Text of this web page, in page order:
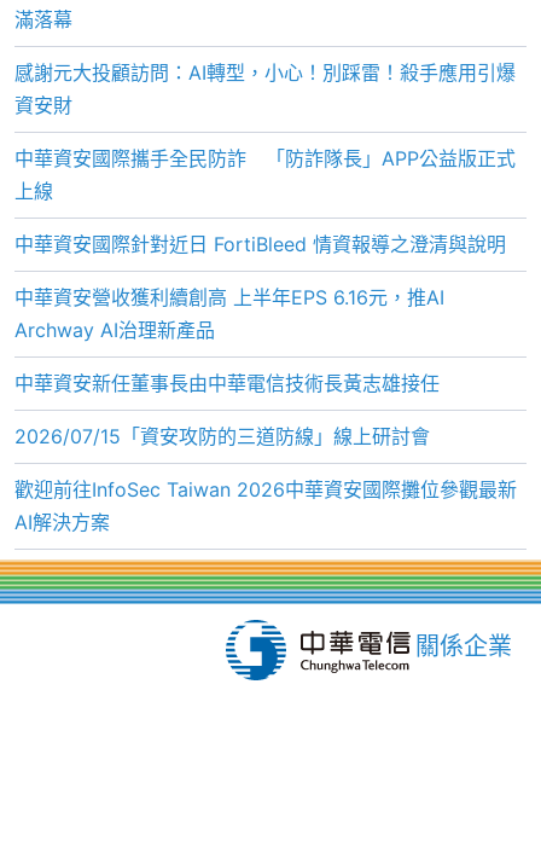
滿落幕
感謝元大投顧訪問：AI轉型，小心！別踩雷！殺手應用引爆
資安財
中華資安國際攜手全民防詐 「防詐隊長」APP公益版正式
上線
中華資安國際針對近日 FortiBleed 情資報導之澄清與說明
中華資安營收獲利續創高 上半年EPS 6.16元，推AI
Archway AI治理新產品
中華資安新任董事長由中華電信技術長黃志雄接任
2026/07/15「資安攻防的三道防線」線上研討會
歡迎前往InfoSec Taiwan 2026中華資安國際攤位參觀最新
AI解決方案
關係企業